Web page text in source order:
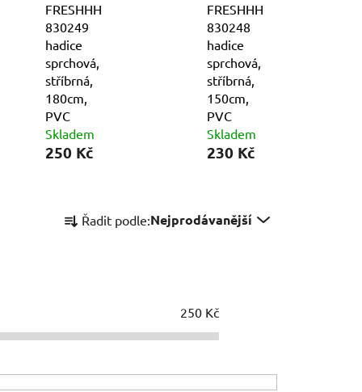
FRESHHH
830249
hadice
sprchová,
stříbrná,
180cm,
PVC
Skladem
250 Kč
FRESHHH
830248
hadice
sprchová,
stříbrná,
150cm,
PVC
Skladem
230 Kč
a
p
o
Řadit podle:Nejprodávanější
250 Kč